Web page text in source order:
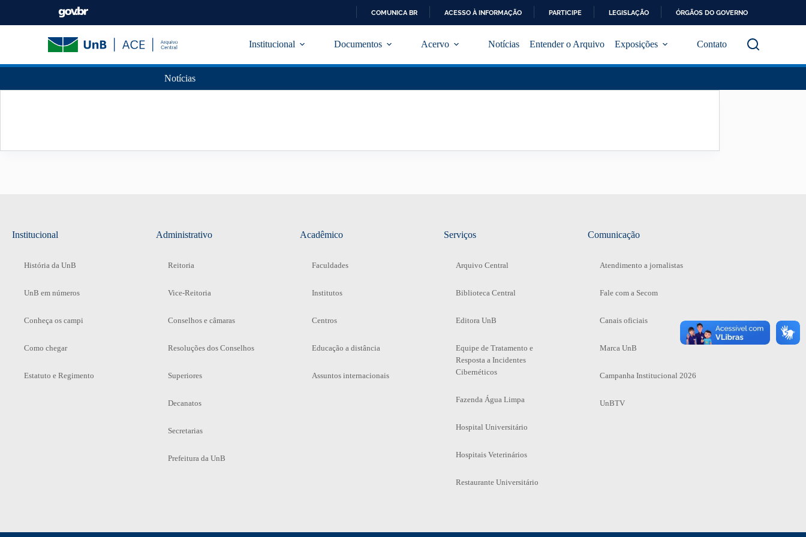
A
E
COMUNICA BR ACESSO À INFORMAÇÃO PARTICIPE LEGISLAÇÃO ÓRGÃOS DO GOVERNO
Institucional Documentos Acervo Notícias Entender o Arquivo Exposições Contato
Notícias
Institucional
História da UnB
UnB em números
Conheça os campi
Como chegar
Estatuto e Regimento
Administrativo
Reitoria
Vice-Reitoria
Conselhos e câmaras
Resoluções dos Conselhos
Superiores
Decanatos
Secretarias
Prefeitura da UnB
Acadêmico
Faculdades
Institutos
Centros
Educação a distância
Assuntos internacionais
Serviços
Arquivo Central
Biblioteca Central
Editora UnB
Equipe de Tratamento e
Resposta a Incidentes
Cibernéticos
Fazenda Água Limpa
Hospital Universitário
Hospitais Veterinários
Restaurante Universitário
Comunicação
Atendimento a jornalistas
Fale com a Secom
Canais oficiais
Marca UnB
Campanha Institucional 2026
UnBTV